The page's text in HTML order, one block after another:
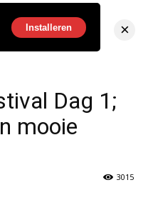
Dag 1;
mooie
3015
Installeren ×